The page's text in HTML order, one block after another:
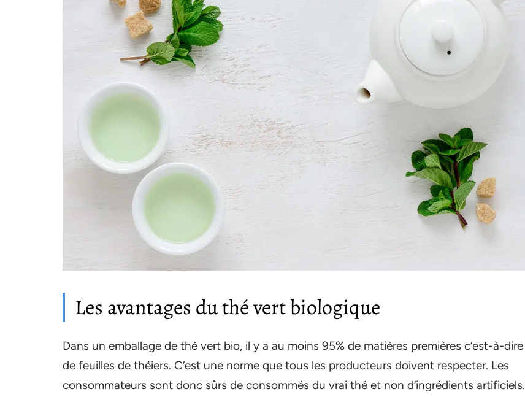
Les avantages du thé vert biologique
Dans un emballage de thé vert bio, il y a au moins 95% de matières premières c’est-à-dire
de feuilles de théiers. C’est une norme que tous les producteurs doivent respecter. Les
consommateurs sont donc sûrs de consommés du vrai thé et non d’ingrédients artificiels.